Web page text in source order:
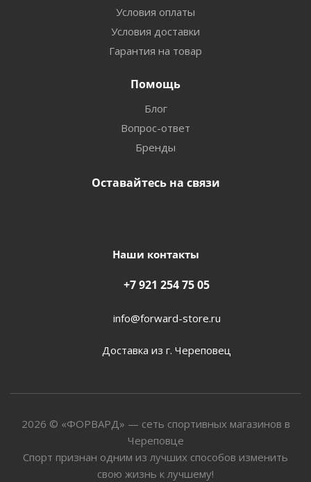
Условия оплаты
Условия доставки
Гарантия на товар
Помощь
Блог
Вопрос-ответ
Бренды
Оставайтесь на связи
Наши контакты
+7 921 254 75 05
info@forward-store.ru
Доставка из г. Череповец
2026 © «ФОРВАРД» — сеть спортивных магазинов в
Череповце
Спорт признан одним из лучших способов изменить
свою жизнь к лучшему!